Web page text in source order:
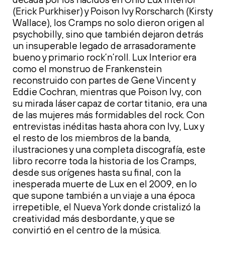
(Erick Purkhiser) y Poison Ivy Rorscharch (Kirsty
Wallace), los Cramps no solo dieron origen al
psychobilly, sino que también dejaron detrás
un insuperable legado de arrasadoramente
bueno y primario rock’n’roll. Lux Interior era
como el monstruo de Frankenstein
reconstruido con partes de Gene Vincent y
Eddie Cochran, mientras que Poison Ivy, con
su mirada láser capaz de cortar titanio, era una
de las mujeres más formidables del rock. Con
entrevistas inéditas hasta ahora con Ivy, Lux y
el resto de los miembros de la banda,
ilustraciones y una completa discografía, este
libro recorre toda la historia de los Cramps,
desde sus orígenes hasta su final, con la
inesperada muerte de Lux en el 2009, en lo
que supone también a un viaje a una época
irrepetible, el Nueva York donde cristalizó la
creatividad más desbordante, y que se
convirtió en el centro de la música.